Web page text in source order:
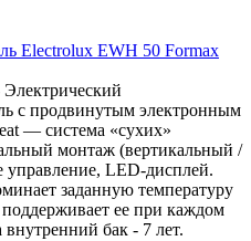
Electrolux EWH 50 Formax
с продвинутым электронным
— система «сухих»
монтаж (вертикальный /
управление, LED-дисплей.
заданную температуру
ее при каждом
бак - 7 лет.